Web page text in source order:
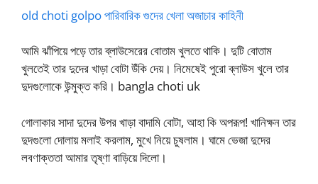
old choti golpo পারিবারিক গুদের খেলা অজাচার কাহিনী
আমি ঝাঁপিয়ে পড়ে তার ব্লাউসেরের বোতাম খুলতে থাকি। দুটি বোতাম
খুলতেই তার দুদের খাড়া বোটা উঁকি দেয়। নিমেষেই পুরো ব্লাউস খুলে তার
দুদগুলোকে উন্মুক্ত করি। bangla choti uk
গোলাকার সাদা দুদের উপর খাড়া বাদামি বোটা, আহা কি অপরূপ! খানিক্ষন তার
দুদগুলো দোলায় মলাই করলাম, মুখে নিয়ে চুষলাম। ঘামে ভেজা দুদের
লবণাক্ততা আমার তৃষ্ণা বাড়িয়ে দিলো।